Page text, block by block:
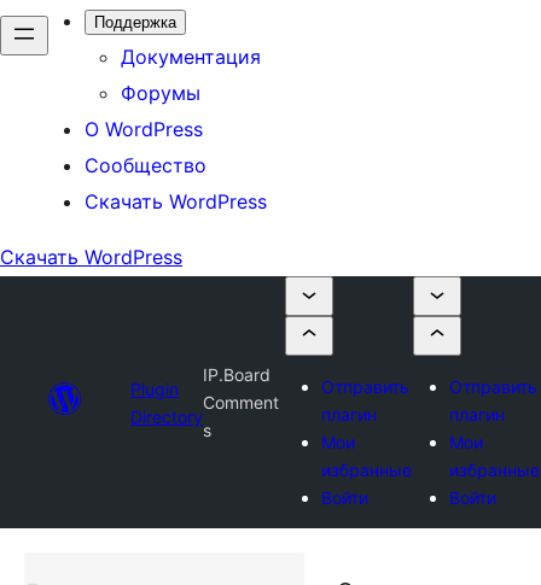
Поддержка
Документация
Форумы
О WordPress
Сообщество
Скачать WordPress
Скачать WordPress
Plugin
Directory
IP.Board
Comment
s
Отправить
плагин
Мои
избранные
Войти
Отправить
плагин
Мои
избранные
Войти